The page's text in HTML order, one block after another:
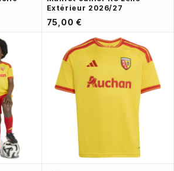
Extérieur 2026/27
75,00 €